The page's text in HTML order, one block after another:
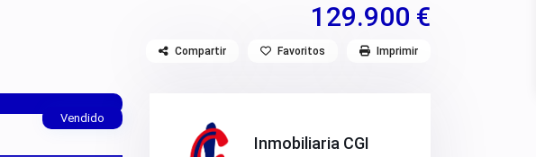
129.900 €
Compartir Favoritos Imprimir
Vendido
Inmobiliaria CGI